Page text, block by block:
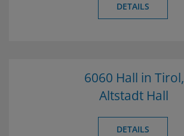
DETAILS
6060 Hall in Tirol,
Altstadt Hall
DETAILS